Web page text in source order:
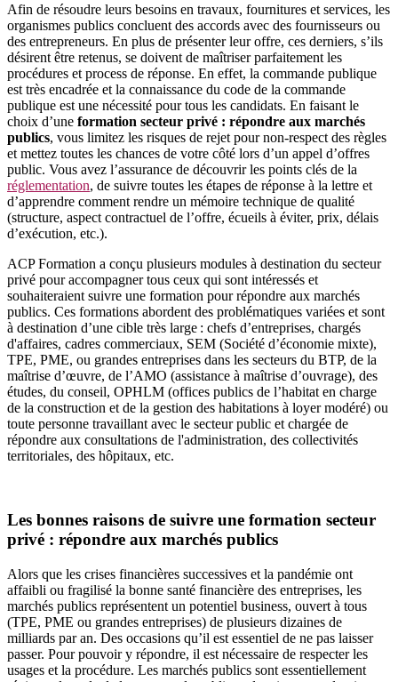
Afin de résoudre leurs besoins en travaux, fournitures et services, les
organismes publics concluent des accords avec des fournisseurs ou
des entrepreneurs. En plus de présenter leur offre, ces derniers, s’ils
désirent être retenus, se doivent de maîtriser parfaitement les
procédures et process de réponse. En effet, la commande publique
est très encadrée et la connaissance du code de la commande
publique est une nécessité pour tous les candidats. En faisant le
choix d’une formation secteur privé : répondre aux marchés
publics, vous limitez les risques de rejet pour non-respect des règles
et mettez toutes les chances de votre côté lors d’un appel d’offres
public. Vous avez l’assurance de découvrir les points clés de la
réglementation, de suivre toutes les étapes de réponse à la lettre et
d’apprendre comment rendre un mémoire technique de qualité
(structure, aspect contractuel de l’offre, écueils à éviter, prix, délais
d’exécution, etc.).
ACP Formation a conçu plusieurs modules à destination du secteur
privé pour accompagner tous ceux qui sont intéressés et
souhaiteraient suivre une formation pour répondre aux marchés
publics. Ces formations abordent des problématiques variées et sont
à destination d’une cible très large : chefs d’entreprises, chargés
d'affaires, cadres commerciaux, SEM (Société d’économie mixte),
TPE, PME, ou grandes entreprises dans les secteurs du BTP, de la
maîtrise d’œuvre, de l’AMO (assistance à maîtrise d’ouvrage), des
études, du conseil, OPHLM (offices publics de l’habitat en charge
de la construction et de la gestion des habitations à loyer modéré) ou
toute personne travaillant avec le secteur public et chargée de
répondre aux consultations de l'administration, des collectivités
territoriales, des hôpitaux, etc.
Les bonnes raisons de suivre une formation secteur
privé : répondre aux marchés publics
Alors que les crises financières successives et la pandémie ont
affaibli ou fragilisé la bonne santé financière des entreprises, les
marchés publics représentent un potentiel business, ouvert à tous
(TPE, PME ou grandes entreprises) de plusieurs dizaines de
milliards par an. Des occasions qu’il est essentiel de ne pas laisser
passer. Pour pouvoir y répondre, il est nécessaire de respecter les
usages et la procédure. Les marchés publics sont essentiellement